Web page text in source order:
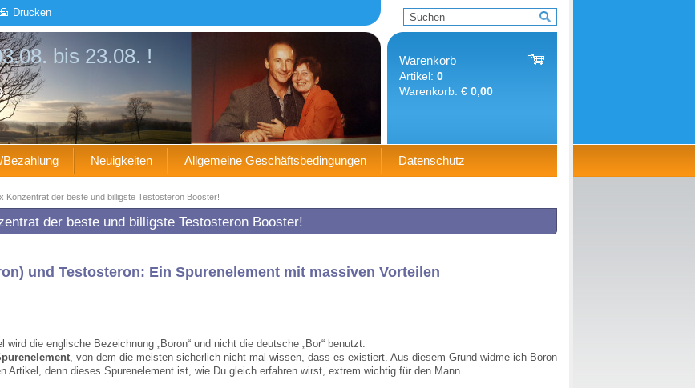
Drucken
bis 23.08. ! Warenkorb
Artikel: 0
Warenkorb: € 0,00
Bezahlung Neuigkeiten Allgemeine Geschäftsbedingungen Datenschutz
Konzentrat der beste und billigste Testosteron Booster!
der beste und billigste Testosteron Booster!
und Testosteron: Ein Spurenelement mit massiven Vorteilen
wird die englische Bezeichnung „Boron“ und nicht die deutsche „Bor“ benutzt.
, von dem die meisten sicherlich nicht mal wissen, dass es existiert. Aus diesem Grund widme ich Boron
Artikel, denn dieses Spurenelement ist, wie Du gleich erfahren wirst, extrem wichtig für den Mann.